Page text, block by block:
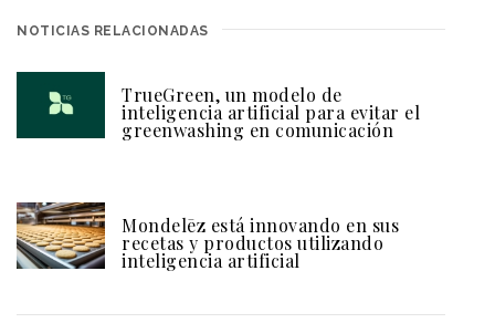
NOTICIAS RELACIONADAS
TrueGreen, un modelo de
inteligencia artificial para evitar el
greenwashing en comunicación
Mondelēz está innovando en sus
recetas y productos utilizando
inteligencia artificial